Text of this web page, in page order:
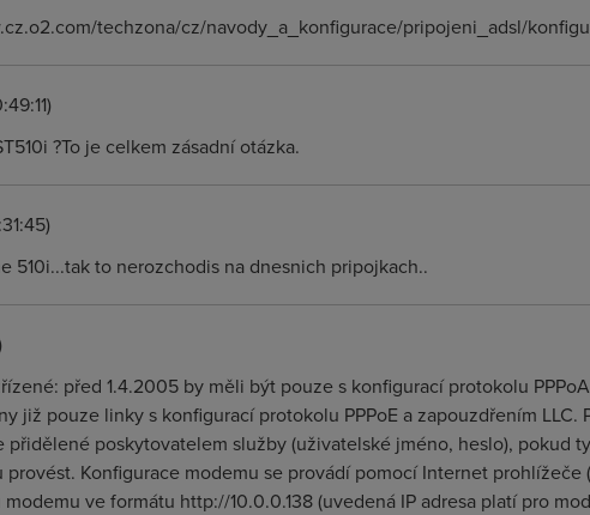
techzona/cz/navody_a_konfigurace/pripojeni_adsl/
?To je celkem zásadní otázka.
510i...tak to nerozchodis na dnesnich pripojkach..
před 1.4.2005 by měli být pouze s konfigurací protokolu
již pouze linky s konfigurací protokolu PPPoE a zapouzdřením LLC.
poskytovatelem služby (uživatelské jméno, heslo), pokud
Konfigurace modemu se provádí pomocí Internet prohlížeče
ve formátu http://10.0.0.138 (uvedená IP adresa platí pro